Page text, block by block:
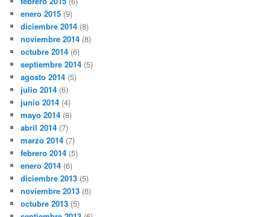
enero 2015 (9)
diciembre 2014 (8)
noviembre 2014 (8)
octubre 2014 (6)
septiembre 2014 (5)
agosto 2014 (5)
julio 2014 (6)
junio 2014 (4)
mayo 2014 (8)
abril 2014 (7)
marzo 2014 (7)
febrero 2014 (5)
enero 2014 (6)
diciembre 2013 (5)
noviembre 2013 (6)
octubre 2013 (5)